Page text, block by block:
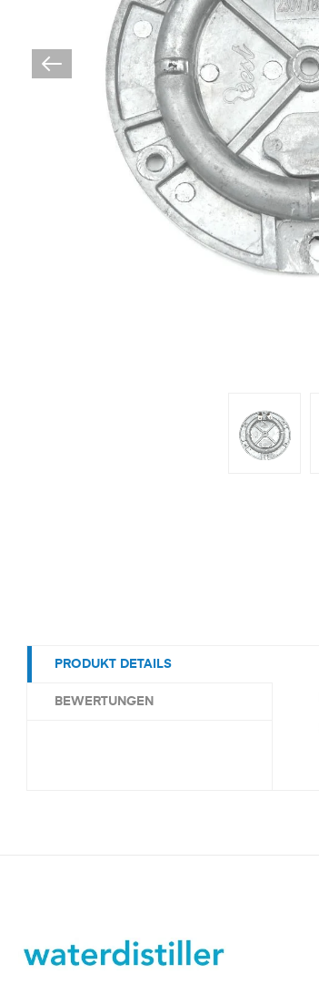
PRODUKT DETAILS
BEWERTUNGEN